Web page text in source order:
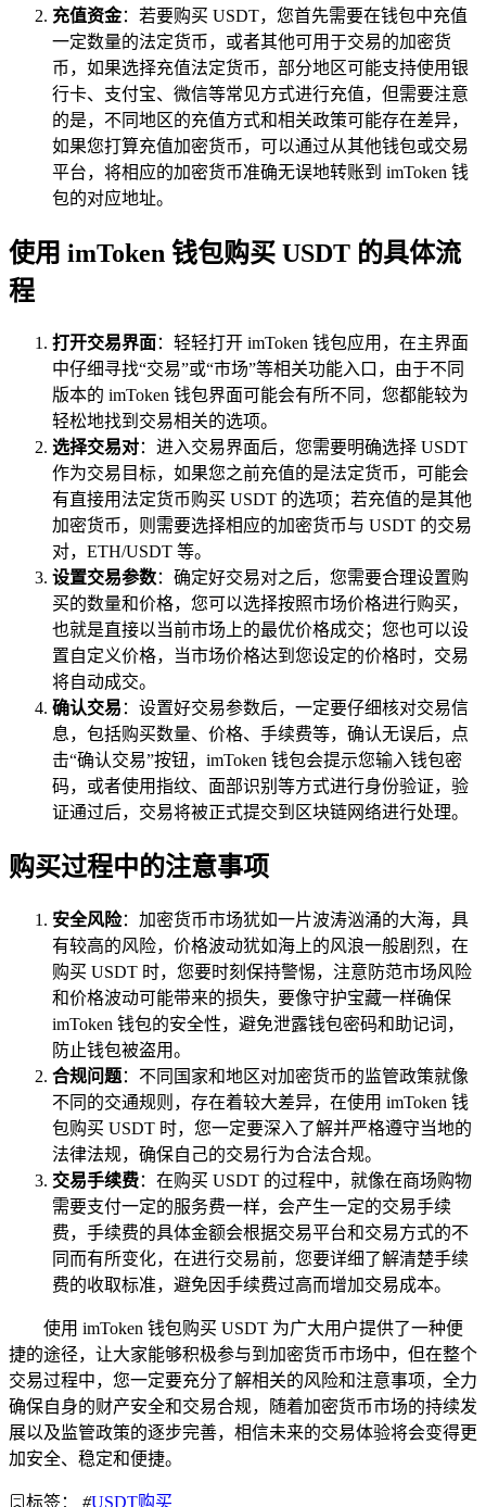
充值资金：若要购买 USDT，您首先需要在钱包中充值
一定数量的法定货币，或者其他可用于交易的加密货
币，如果选择充值法定货币，部分地区可能支持使用银
行卡、支付宝、微信等常见方式进行充值，但需要注意
的是，不同地区的充值方式和相关政策可能存在差异，
如果您打算充值加密货币，可以通过从其他钱包或交易
平台，将相应的加密货币准确无误地转账到 imToken 钱
包的对应地址。
使用 imToken 钱包购买 USDT 的具体流
程
打开交易界面：轻轻打开 imToken 钱包应用，在主界面
中仔细寻找“交易”或“市场”等相关功能入口，由于不同
版本的 imToken 钱包界面可能会有所不同，您都能较为
轻松地找到交易相关的选项。
选择交易对：进入交易界面后，您需要明确选择 USDT
作为交易目标，如果您之前充值的是法定货币，可能会
有直接用法定货币购买 USDT 的选项；若充值的是其他
加密货币，则需要选择相应的加密货币与 USDT 的交易
对，ETH/USDT 等。
设置交易参数：确定好交易对之后，您需要合理设置购
买的数量和价格，您可以选择按照市场价格进行购买，
也就是直接以当前市场上的最优价格成交；您也可以设
置自定义价格，当市场价格达到您设定的价格时，交易
将自动成交。
确认交易 ：设置好交易参数后，一定要仔细核对交易信
息，包括购买数量、价格、手续费等，确认无误后，点
击“确认交易”按钮，imToken 钱包会提示您输入钱包密
码，或者使用指纹、面部识别等方式进行身份验证，验
证通过后，交易将被正式提交到区块链网络进行处理。
购买过程中的注意事项
安全风险：加密货币市场犹如一片波涛汹涌的大海，具
有较高的风险，价格波动犹如海上的风浪一般剧烈，在
购买 USDT 时，您要时刻保持警惕，注意防范市场风险
和价格波动可能带来的损失，要像守护宝藏一样确保
imToken 钱包的安全性，避免泄露钱包密码和助记词，
防止钱包被盗用。
合规问题：不同国家和地区对加密货币的监管政策就像
不同的交通规则，存在着较大差异，在使用 imToken 钱
包购买 USDT 时，您一定要深入了解并严格遵守当地的
法律法规，确保自己的交易行为合法合规。
交易手续费：在购买 USDT 的过程中，就像在商场购物
需要支付一定的服务费一样，会产生一定的交易手续
费，手续费的具体金额会根据交易平台和交易方式的不
同而有所变化，在进行交易前，您要详细了解清楚手续
费的收取标准，避免因手续费过高而增加交易成本。
使用 imToken 钱包购买 USDT 为广大用户提供了一种便
捷的途径，让大家能够积极参与到加密货币市场中，但在整个
交易过程中，您一定要充分了解相关的风险和注意事项，全力
确保自身的财产安全和交易合规，随着加密货币市场的持续发
展以及监管政策的逐步完善，相信未来的交易体验将会变得更
加安全、稳定和便捷。
标签： #USDT购买